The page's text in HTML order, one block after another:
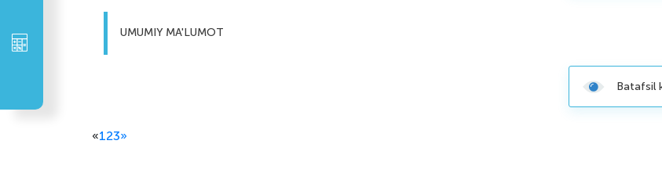
UMUMIY MA'LUMOT
Batafsil
«123»